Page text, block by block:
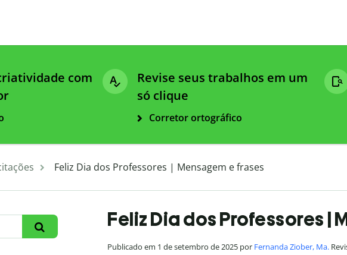
com
Revise seus trabalhos em um
só clique
Corretor ortográfico
Feliz Dia dos Professores | Mensagem e frases
Feliz Dia dos Professores |
Publicado em 1 de setembro de 2025 por Fernanda Ziober, Ma.